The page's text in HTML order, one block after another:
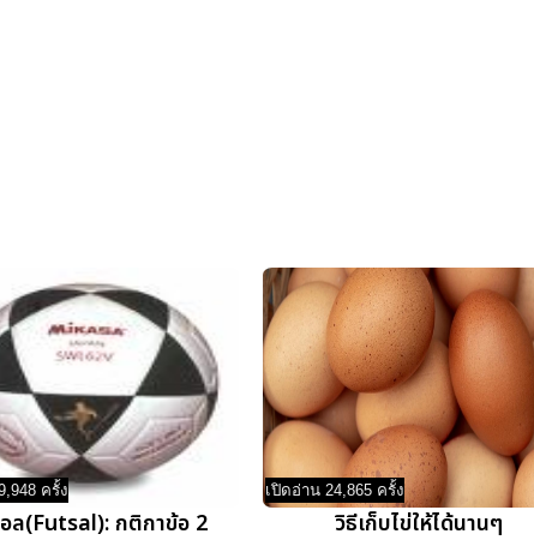
ครั้ง
ล(Futsal): กติกาข้อ 2
เปิดอ่าน 24,865 ครั้ง
วิธีเก็บไข่ให้ได้นานๆ